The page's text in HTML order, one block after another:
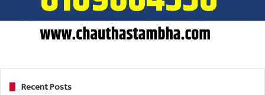
Recent Posts